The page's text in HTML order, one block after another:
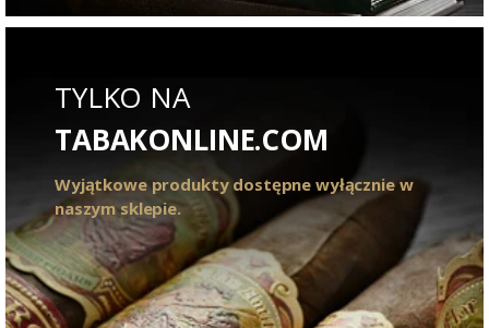
TYLKO NA
TABAKONLINE.COM
Wyjątkowe produkty dostępne wyłącznie w
naszym sklepie.